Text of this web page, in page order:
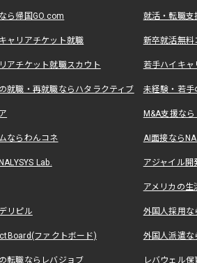
ら帰国GO.com 就活・転職
ャリアチケット就職 新卒就活無料
アチケット就職スカウト 若手ハイキ
就職・再就職ならハタラクティブ 未経験・若手
M&A支援な
ならわんコネ AI面接なら
Lab. アジャイル
アメリカの
リピル 外国人採用
ファクトボード) 外国人派遣な
転職ならレバジョブ レバウェル